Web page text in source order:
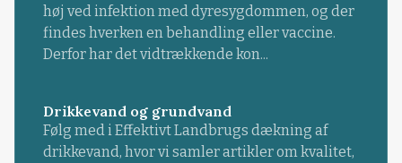
høj ved infektion med dyresygdommen, og der
findes hverken en behandling eller vaccine.
Derfor har det vidtrækkende kon...
Drikkevand og grundvand
Følg med i Effektivt Landbrugs dækning af
drikkevand, hvor vi samler artikler om kvalitet,